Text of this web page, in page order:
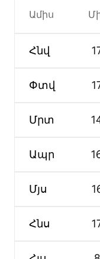
Ամիս
Հնվ
Փտվ
Մրտ
Ապր
Մյս
Հնս